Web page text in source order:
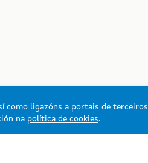
como ligazóns a portais de terceiros
na política de cookies.